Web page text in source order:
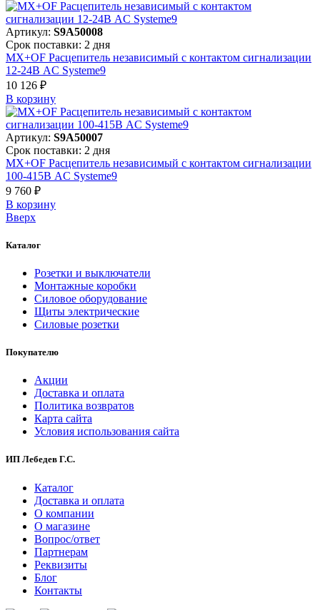
Артикул: S9A50008
Срок поставки: 2 дня
MX+OF Расцепитель независимый с контактом сигнализации
12-24В AC Systeme9
10 126 ₽
В корзинy
Артикул: S9A50007
Срок поставки: 2 дня
MX+OF Расцепитель независимый с контактом сигнализации
100-415В AC Systeme9
9 760 ₽
В корзинy
Вверх
Каталог
Розетки и выключатели
Монтажные коробки
Силовое оборудование
Щиты электрические
Силовые розетки
Покупателю
Акции
Доставка и оплата
Политика возвратов
Карта сайта
Условия использования сайта
ИП Лебедев Г.С.
Каталог
Доставка и оплата
О компании
О магазине
Вопрос/ответ
Партнерам
Реквизиты
Блог
Контакты